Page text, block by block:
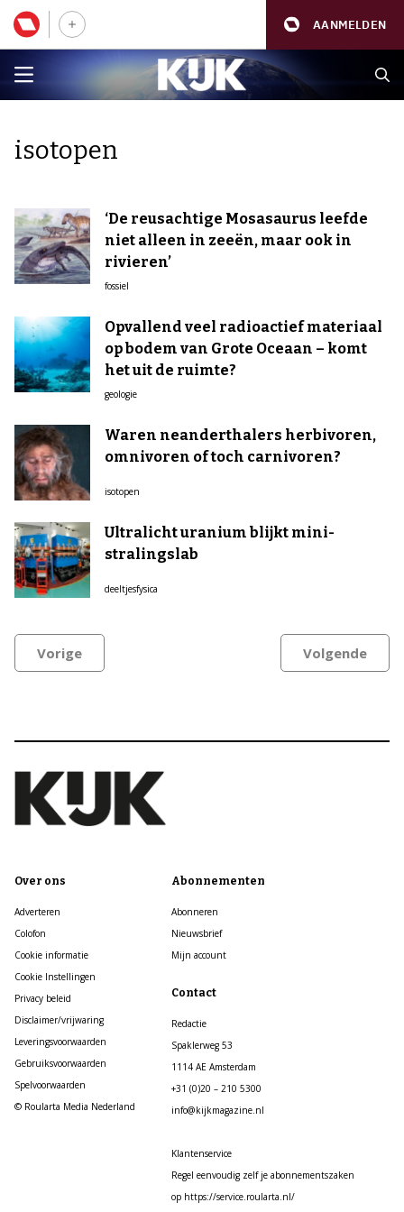
AANMELDEN
isotopen
‘De reusachtige Mosasaurus leefde
niet alleen in zeeën, maar ook in
rivieren’
fossiel
Opvallend veel radioactief materiaal
op bodem van Grote Oceaan – komt
het uit de ruimte?
geologie
Waren neanderthalers herbivoren,
omnivoren of toch carnivoren?
isotopen
Ultralicht uranium blijkt mini-
stralingslab
deeltjesfysica
Vorige Volgende
Over ons
Adverteren
Colofon
Cookie informatie
Cookie Instellingen
Privacy beleid
Disclaimer/vrijwaring
Leveringsvoorwaarden
Gebruiksvoorwaarden
Spelvoorwaarden
© Roularta Media Nederland
Abonnementen
Abonneren
Nieuwsbrief
Mijn account
Contact
Redactie
Spaklerweg 53
1114 AE Amsterdam
+31 (0)20 – 210 5300
info@kijkmagazine.nl
Klantenservice
Regel eenvoudig zelf je abonnementszaken
op https://service.roularta.nl/